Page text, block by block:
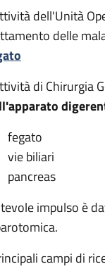
trapianti
trapianti
dei trapianti
trapianti
trapianti
dell'Unità
delle
di Chirurgia
fegato
vie biliari
pancreas
impulso è
campi di